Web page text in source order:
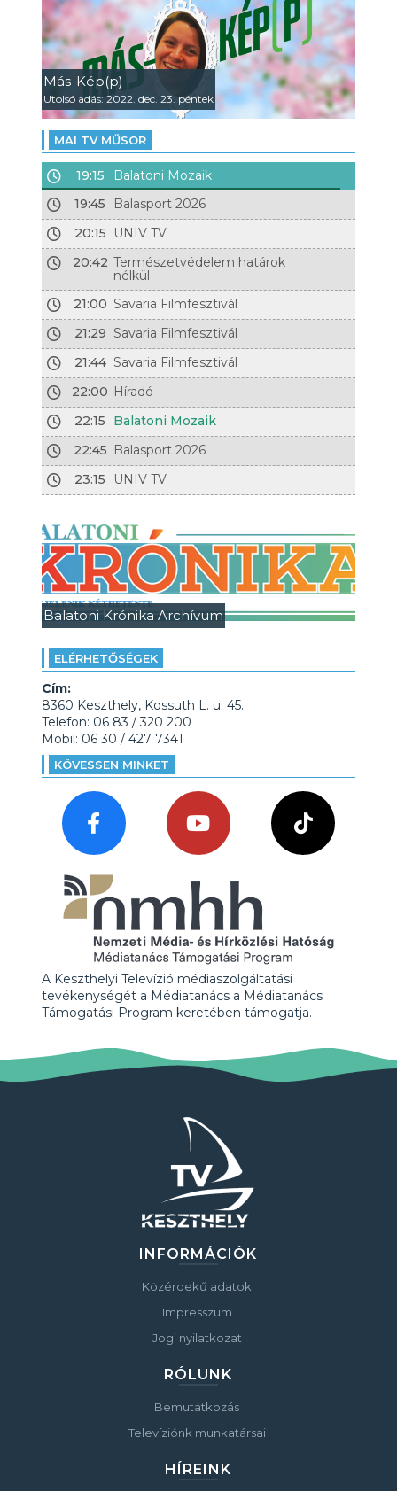
Más-Kép(p)
Utolsó adás: 2022. dec. 23. péntek
MAI TV MŰSOR
19:15
Balatoni Mozaik
19:45
Balasport 2026
20:15
UNIV TV
20:42 Természetvédelem határok
nélkül
21:00 Savaria Filmfesztivál
21:29 Savaria Filmfesztivál
21:44 Savaria Filmfesztivál
22:00 Híradó
22:15
Balatoni Mozaik
22:45 Balasport 2026
23:15
UNIV TV
Balatoni Krónika Archívum
ELÉRHETŐSÉGEK
Cím:
8360 Keszthely, Kossuth L. u. 45.
Telefon: 06 83 / 320 200
Mobil: 06 30 / 427 7341
KÖVESSEN MINKET
A Keszthelyi Televízió médiaszolgáltatási
tevékenységét a Médiatanács a Médiatanács
Támogatási Program keretében támogatja.
INFORMÁCIÓK
Közérdekű adatok
Impresszum
Jogi nyilatkozat
RÓLUNK
Bemutatkozás
Televíziónk munkatársai
HÍREINK